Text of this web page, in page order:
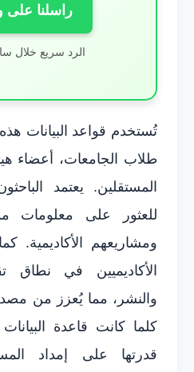
راسلنا على
الرد سريع خلال
تُستخدم قواعد البيانات
طلاب الجامعات، أعضاء
المستقلين. يعتمد
للعثور على معلومات
ومشاريعهم الأكاديمية.
الأكاديميين في نطاق
والنشر، مما يُعزز من
كلما كانت قاعدة
قدرتها على إمداد